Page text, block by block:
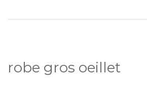
robe gros oeillet